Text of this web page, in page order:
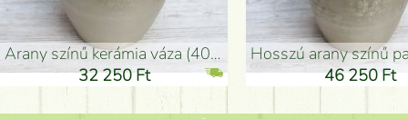
arany színű kerámia váza (40x26cm)
32 250 Ft
hosszú arany színű
46 250 Ft